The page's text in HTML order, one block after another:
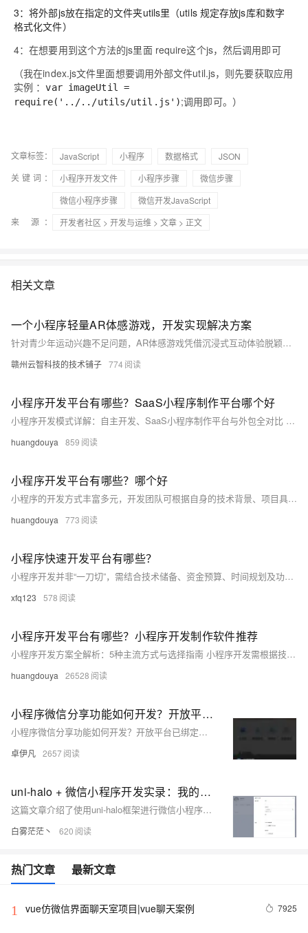
3：将外部js放在指定的文件夹utils里（utils 规定存放js库和数字
格式化文件）
4：在想要用到这个方法的js里面 require这个js，然后调用即可
（我在index.js文件里面想要调用外部文件util.js，则先要获取应用
实例 ：var imageUtil =
require('../../utils/util.js');调用即可。）
文章标签： JavaScript 小程序 数据格式
JSON
关键词：
小程序开发文件 小程序步骤
微信步骤
微信小程序步骤
微信开发JavaScript
来 源：
开发者社区 > 开发与运维 > 文章 > 正文
相关文章
一个小程序轻量AR体感游戏，开发实现解决方案
针对青少年运动兴趣不足问题，AR体感游戏凭借沉浸式互动体验脱颖而出。结合小程序“AI运动识别”插件与WebGL渲染技术，可实现无需外设的轻量化AR健身游戏，如跳糕、切水果等，兼具趣味性与锻炼效果，适用于儿童健身及职工团建，即开即玩，低门槛高参与。
赣州云智科技的技术铺子 774
小程序开发平台有哪些？SaaS小程序制作平台哪个好
小程序开发模式详解：自主开发、SaaS小程序制作平台与外包全对比 选择合适的小程序开发模式，是项目成功的基石。这三种模式在成本、周期、控制力和灵活性上各有千秋，适用于不同阶段和不同类型的企业。下面我们将逐一深入剖析。
huangdouya 859
小程序开发平台有哪些？哪个好
小程序的开发方式丰富多元，开发团队可根据自身的技术背景、项目具体需求以及资源状况，灵活挑选最为适宜的开发路径。以下将详细介绍几种主流的小程序开发方式。
huangdouya 773
小程序快速开发平台有哪些？
小程序开发并非“一刀切”，需结合技术储备、资金预算、时间规划及功能需求等多维度因素综合考量。以下为您详细拆解五种主流开发方案及其适用场景，助您精准匹配开发路径。
xfq123 578
小程序开发平台有哪些？小程序开发制作软件推荐
小程序开发方案全解析：5种主流方式与选择指南 小程序开发需根据技术能力、预算、时间及功能需求综合决策。以下为5种主流开发方案及适用场景分析：
huangdouya 26528
小程序微信分享功能如何开发？开放平台已绑定仍不能使用的问题？-优雅草卓伊凡
小程序微信分享功能如何开发？开放平台已绑定仍不能使用的问题？-优雅草卓伊凡
卓伊凡 2657
uni-halo + 微信小程序开发实录：我的第一个作品诞生记
这篇文章介绍了使用uni-halo框架进行微信小程序开发的过程，包括选择该框架的原因、开发目标以及项目配置和部署的步骤。
白雾茫茫丶 620
热门文章 最新文章
1 vue仿微信界面聊天室项目|vue聊天案例 7925